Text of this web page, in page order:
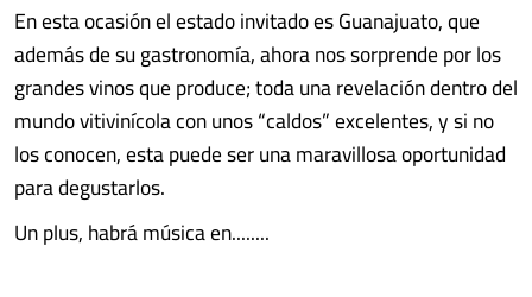
En esta ocasión el estado invitado es Guanajuato, que
además de su gastronomía, ahora nos sorprende por los
grandes vinos que produce; toda una revelación dentro del
mundo vitivinícola con unos “caldos” excelentes, y si no
los conocen, esta puede ser una maravillosa oportunidad
para degustarlos.
Un plus, habrá música en........